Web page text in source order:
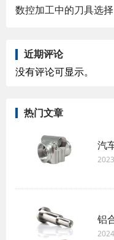
数控加工中的刀具选择
近期评论
没有评论可显示。
热门文章
汽
铝